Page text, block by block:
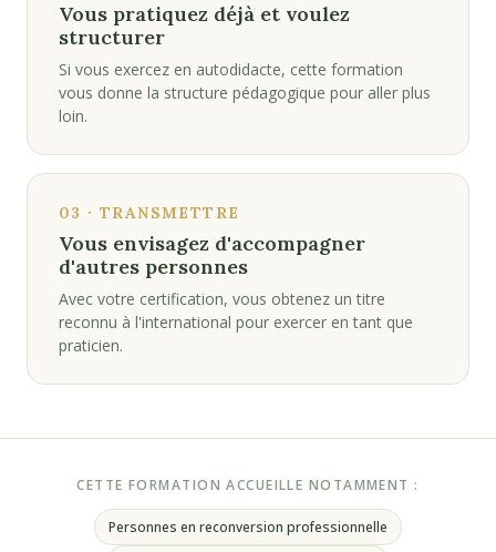
Vous pratiquez déjà et voulez
structurer
Si vous exercez en autodidacte, cette formation
vous donne la structure pédagogique pour aller plus
loin.
03 · TRANSMETTRE
Vous envisagez d'accompagner
d'autres personnes
Avec votre certification, vous obtenez un titre
reconnu à l'international pour exercer en tant que
praticien.
CETTE FORMATION ACCUEILLE NOTAMMENT :
Personnes en reconversion professionnelle